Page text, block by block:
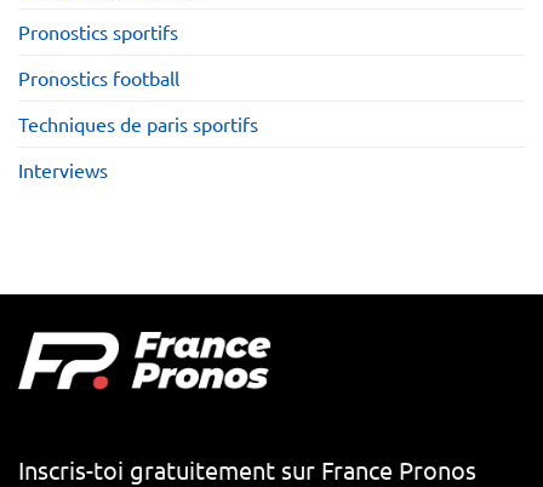
Pronostics sportifs
Pronostics football
Techniques de paris sportifs
Interviews
Inscris-toi gratuitement sur France Pronos